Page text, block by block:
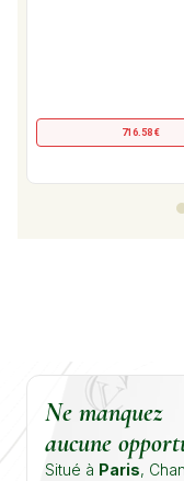
716.58 €
Ne manquez
aucune
Situé à Paris,